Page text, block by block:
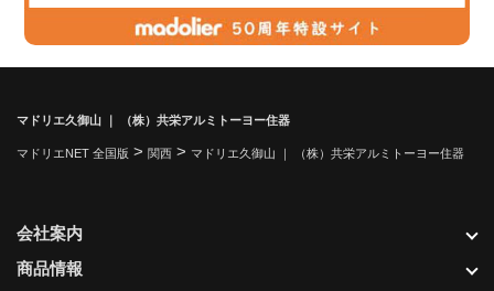
マドリエ久御山 ｜ （株）共栄アルミトーヨー住器
マドリエNET 全国版 > 関西 > マドリエ久御山 ｜ （株）共栄アルミトーヨー住器
会社案内
商品情報